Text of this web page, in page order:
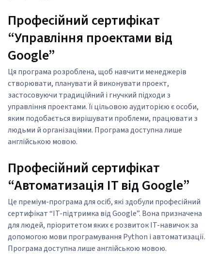
Професійний сертифікат
“Управління проектами від
Google”
Ця програма розроблена, щоб навчити менеджерів
створювати, планувати й виконувати проект,
застосовуючи традиційний і гнучкий підходи з
управління проектами. Її цільовою аудиторією є особи,
яким подобається вирішувати проблеми, працювати з
людьми й організаціями. Програма доступна лише
англійською мовою.
Професійний сертифікат
“Автоматизація IT від Google”
Це преміум-програма для осіб, які здобули професійний
сертифікат “IT-підтримка від Google”. Вона призначена
для людей, пріоритетом яких є розвиток IT-навичок за
допомогою мови програмування Python і автоматизації.
Програма доступна лише англійською мовою.